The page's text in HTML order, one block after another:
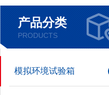
产品分类
PRODUCTS
模拟环境试验箱